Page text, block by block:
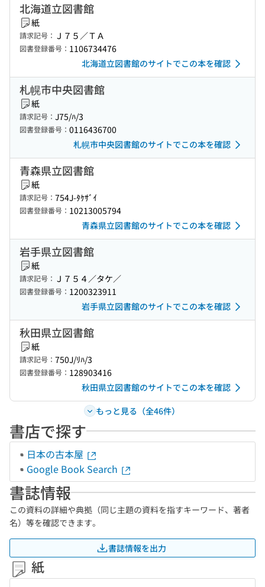
北海道立図書館
紙
請求記号： Ｊ７５／ＴＡ
図書登録番号： 1106734476
北海道立図書館のサイトでこの本を確認
札幌市中央図書館
紙
請求記号： J75/ﾊ/3
図書登録番号： 0116436700
札幌市中央図書館のサイトでこの本を確認
青森県立図書館
紙
請求記号： 754J-ﾀｹｻﾞｲ
図書登録番号： 10213005794
青森県立図書館のサイトでこの本を確認
岩手県立図書館
紙
請求記号： Ｊ７５４／タケ／
図書登録番号： 1200323911
岩手県立図書館のサイトでこの本を確認
秋田県立図書館
紙
請求記号： 750J/ﾘﾊ/3
図書登録番号： 128903416
秋田県立図書館のサイトでこの本を確認
もっと見る（全46件）
書店で探す
日本の古本屋
Google Book Search
書誌情報
この資料の詳細や典拠（同じ主題の資料を指すキーワード、著者
名）等を確認できます。
書誌情報を出力
紙